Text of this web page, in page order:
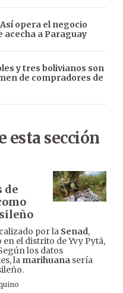
opera el negocio
acecha a Paraguay
y tres bolivianos son
de compradores de
esta sección
de
por la Senad,
el distrito de Yvy Pytã,
los datos
la marihuana sería